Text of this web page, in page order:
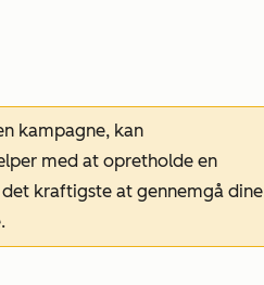
kampagne, kan
med at opretholde en
kraftigste at gennemgå dine